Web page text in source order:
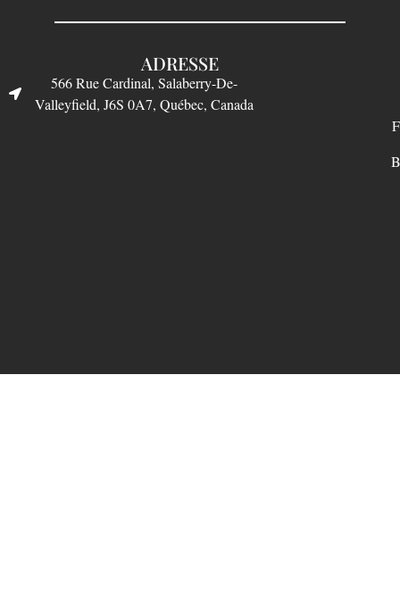
ADRESSE
566 Rue Cardinal, Salaberry-De-
Valleyfield, J6S 0A7, Québec, Canada